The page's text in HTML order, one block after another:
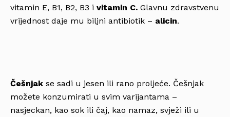
vitamin E, B1, B2, B3 i vitamin C. Glavnu zdravstvenu
vrijednost daje mu biljni antibiotik – alicin.
Češnjak se sadi u jesen ili rano proljeće. Češnjak
možete konzumirati u svim varijantama –
nasjeckan, kao sok ili čaj, kao namaz, svježi ili u